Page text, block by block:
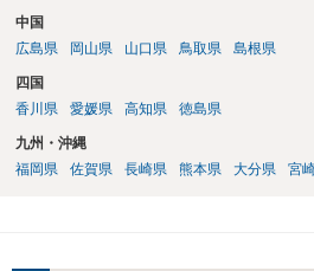
中国
広島県
岡山県 山口県 鳥取県 島根県
四国
香川県
愛媛県 高知県 徳島県
九州・沖縄
福岡県
佐賀県 長崎県 熊本県 大分県 宮